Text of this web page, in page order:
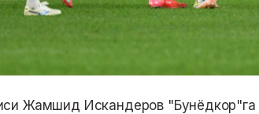
Жамшид Искандеров